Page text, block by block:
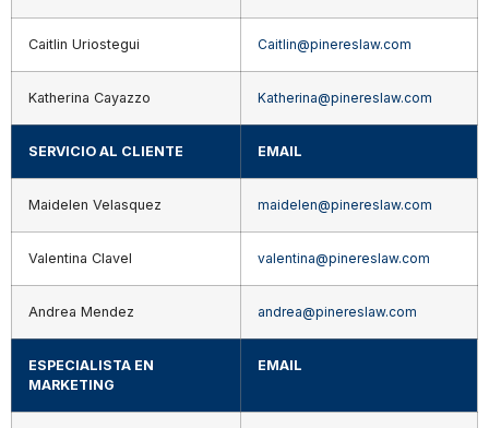
Caitlin Uriostegui​ Caitlin@pinereslaw.com
Katherina Cayazzo​​ Katherina@pinereslaw.com
SERVICIO AL CLIENTE EMAIL
Maidelen Velasquez maidelen@pinereslaw.com
Valentina Clavel valentina@pinereslaw.com
Andrea Mendez andrea@pinereslaw.com
ESPECIALISTA EN
MARKETING
EMAIL